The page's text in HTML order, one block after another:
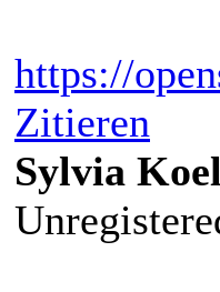
https://
Zitieren
Sylvia